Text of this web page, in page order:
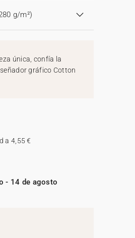
g/m²)
única, confía la
gráfico Cotton
a 4,55 €
- 14 de agosto